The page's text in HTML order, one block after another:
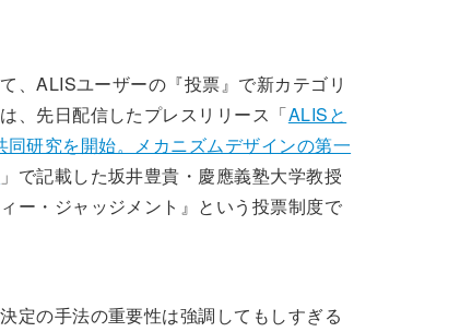
、ALISユーザーの『投票』で新カテゴリ
、先日配信したプレスリリース「ALISと
研究を開始。メカニズムデザインの第一
」で記載した坂井豊貴・慶應義塾大学教授
ー・ジャッジメント』という投票制度で
定の手法の重要性は強調してもしすぎる